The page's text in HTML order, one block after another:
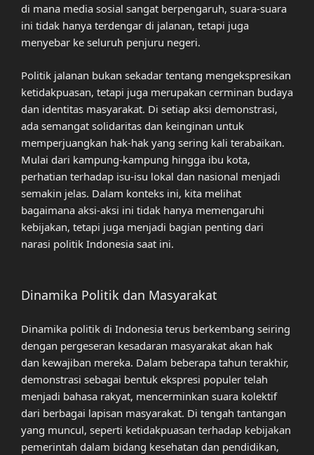
di mana media sosial sangat berpengaruh, suara-suara
ini tidak hanya terdengar di jalanan, tetapi juga
menyebar ke seluruh penjuru negeri.
Politik jalanan bukan sekadar tentang mengekspresikan
ketidakpuasan, tetapi juga merupakan cerminan budaya
dan identitas masyarakat. Di setiap aksi demonstrasi,
ada semangat solidaritas dan keinginan untuk
memperjuangkan hak-hak yang sering kali terabaikan.
Mulai dari kampung-kampung hingga ibu kota,
perhatian terhadap isu-isu lokal dan nasional menjadi
semakin jelas. Dalam konteks ini, kita melihat
bagaimana aksi-aksi ini tidak hanya memengaruhi
kebijakan, tetapi juga menjadi bagian penting dari
narasi politik Indonesia saat ini.
Dinamika Politik dan Masyarakat
Dinamika politik di Indonesia terus berkembang seiring
dengan pergeseran kesadaran masyarakat akan hak
dan kewajiban mereka. Dalam beberapa tahun terakhir,
demonstrasi sebagai bentuk ekspresi populer telah
menjadi bahasa rakyat, mencerminkan suara kolektif
dari berbagai lapisan masyarakat. Di tengah tantangan
yang muncul, seperti ketidakpuasan terhadap kebijakan
pemerintah dalam bidang kesehatan dan pendidikan,